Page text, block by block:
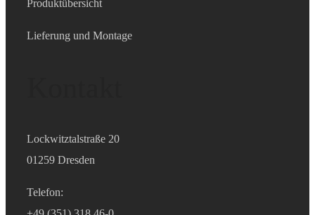
Produktübersicht
Lieferung und Montage
Lockwitztalstraße 20
01259 Dresden
Telefon: